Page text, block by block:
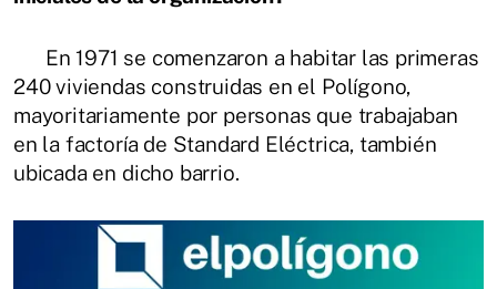
En 1971 se comenzaron a habitar las primeras
240 viviendas construidas en el Polígono,
mayoritariamente por personas que trabajaban
en la factoría de Standard Eléctrica, también
ubicada en dicho barrio.